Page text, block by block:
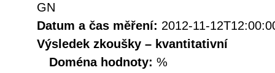
GN
Datum a čas měření: 2012-11-
Výsledek zkoušky – kvantitativní
Doména hodnoty: %